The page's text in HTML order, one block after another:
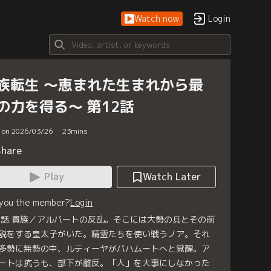
Watch now Login
転生 ～恵まれた生まれから最
力を得る～ 第12話
on 2026/03/26 23mins
Play
Watch Later
the member?Login
貴族／アルバートの反乱。そこには大勢の兵とその前
をする皇太子がいた。精霊たちを使い戦うノア。それ
勢に無勢の中、ルティーヤがバハムートへと覚醒。ア
トは抗うも、部下が離反。「人」を大事にしなかった